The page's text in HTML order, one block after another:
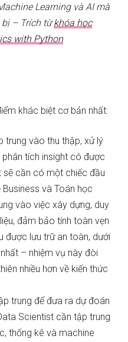
Learning và AI mà
bị – Trích từkhóa học
with Python
khác biệt cơ bản nhất:
trung vào thu thập, xử lý
tích insight có được
sẽ cần có một chiếc đầu
và Toán học
vào việc xây dựng, duy
đảm bảo tính toàn vẹn
được lưu trữ an toàn, dưới
– nhiệm vụ này đòi
nhiều hơn về kiến thức
trung để đưa ra dự đoán
Scientist cần tập trung
thống kê và machine